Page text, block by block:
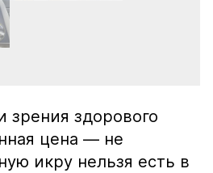
зрения здорового
цена — не
икру нельзя есть в